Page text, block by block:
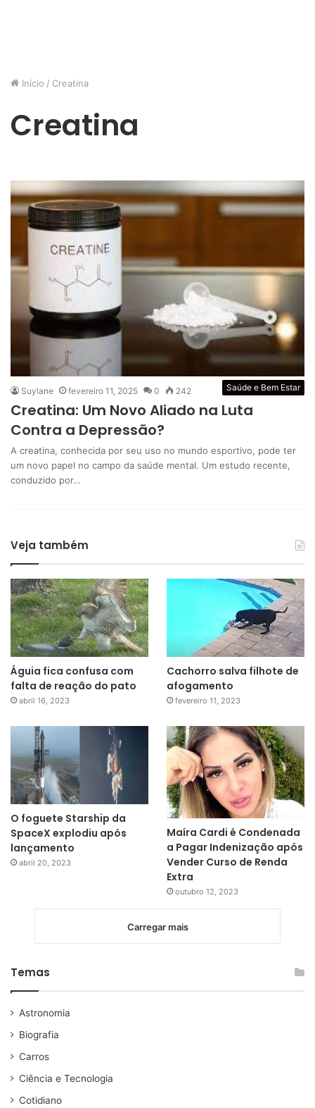
Início / Creatina
Creatina
Saúde e Bem Estar
Suylane fevereiro 11, 2025 0 242
Creatina: Um Novo Aliado na Luta
Contra a Depressão?
A creatina, conhecida por seu uso no mundo esportivo, pode ter
um novo papel no campo da saúde mental. Um estudo recente,
conduzido por…
Veja também
Águia fica confusa com
falta de reação do pato
abril 16, 2023
Cachorro salva filhote de
afogamento
fevereiro 11, 2023
O foguete Starship da
SpaceX explodiu após
lançamento
abril 20, 2023
Maíra Cardi é Condenada
a Pagar Indenização após
Vender Curso de Renda
Extra
outubro 12, 2023
Carregar mais
Temas
Astronomia
Biografia
Carros
Ciência e Tecnologia
Cotidiano